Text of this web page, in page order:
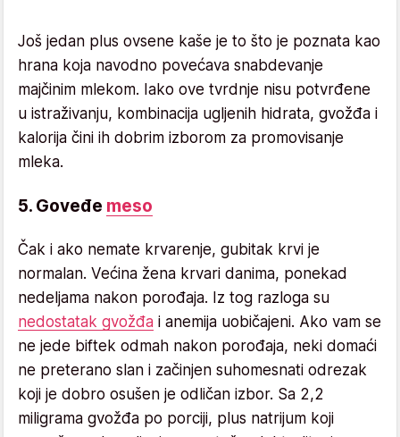
Još jedan plus ovsene kaše je to što je poznata kao
hrana koja navodno povećava snabdevanje
majčinim mlekom. Iako ove tvrdnje nisu potvrđene
u istraživanju, kombinacija ugljenih hidrata, gvožđa i
kalorija čini ih dobrim izborom za promovisanje
mleka.
5. Goveđe meso
Čak i ako nemate krvarenje, gubitak krvi je
normalan. Većina žena krvari danima, ponekad
nedeljama nakon porođaja. Iz tog razloga su
nedostatak gvožđa i anemija uobičajeni. Ako vam se
ne jede biftek odmah nakon porođaja, neki domaći
ne preterano slan i začinjen suhomesnati odrezak
koji je dobro osušen je odličan izbor. Sa 2,2
miligrama gvožđa po porciji, plus natrijum koji